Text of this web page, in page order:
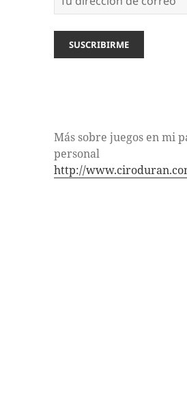
Más sobre juegos en mi
personal
http://